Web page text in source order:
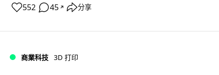
552 45 ↗ 分享
商業科技 3D 打印